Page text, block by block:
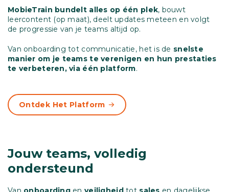
MobieTrain bundelt alles op één plek, bouwt
leercontent (op maat), deelt updates meteen en volgt
de progressie van je teams altijd op.
Van onboarding tot communicatie, het is de snelste
manier om je teams te verenigen en hun prestaties
te verbeteren, via één platform.
Ontdek Het Platform
Jouw teams, volledig
ondersteund